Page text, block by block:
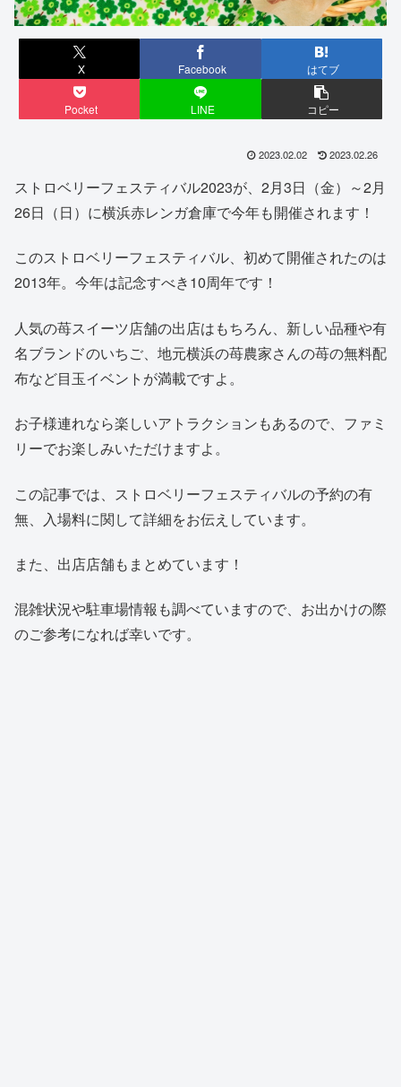
X Facebook はてブ
Pocket LINE コピー
2023.02.02 2023.02.26
ストロベリーフェスティバル2023が、2月3日（金）～2月
26日（日）に横浜赤レンガ倉庫で今年も開催されます！
このストロベリーフェスティバル、初めて開催されたのは
2013年。今年は記念すべき10周年です！
人気の苺スイーツ店舗の出店はもちろん、新しい品種や有
名ブランドのいちご、地元横浜の苺農家さんの苺の無料配
布など目玉イベントが満載ですよ。
お子様連れなら楽しいアトラクションもあるので、ファミ
リーでお楽しみいただけますよ。
この記事では、ストロベリーフェスティバルの予約の有
無、入場料に関して詳細をお伝えしています。
また、出店店舗もまとめています！
混雑状況や駐車場情報も調べていますので、お出かけの際
のご参考になれば幸いです。